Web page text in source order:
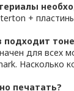
+
подходит
для всех
Насколько
печатать?